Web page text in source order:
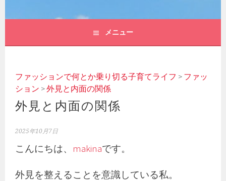
メニュー
ファッションで何とか乗り切る子育てライフ > ファッ
ション >外見と内面の関係
外見と内面の関係
2025年10月7日
こんにちは、 makinaです。
外見を整えることを意識している私。